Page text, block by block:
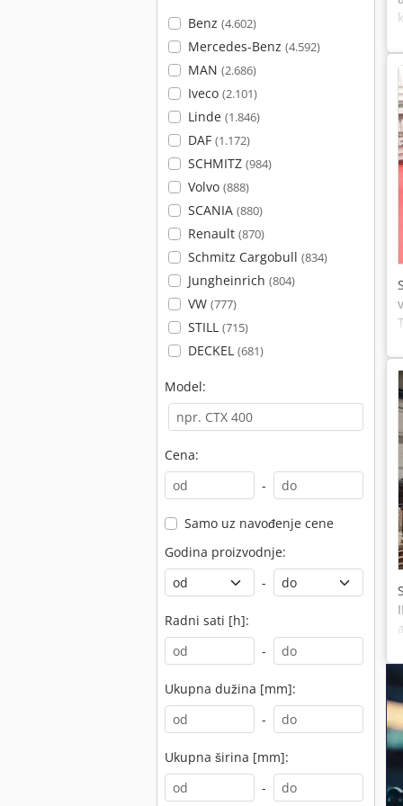
Benz (4.602)
Mercedes-Benz (4.592)
MAN (2.686)
Iveco (2.101)
Linde (1.846)
DAF (1.172)
SCHMITZ (984)
Volvo (888)
SCANIA (880)
Renault (870)
Schmitz Cargobull (834)
Jungheinrich (804)
VW (777)
STILL (715)
DECKEL (681)
Model:
Cena:
-
Samo uz navođenje cene
Godina proizvodnje:
-
Radni sati [h]:
-
Ukupna dužina [mm]:
-
Ukupna širina [mm]:
-